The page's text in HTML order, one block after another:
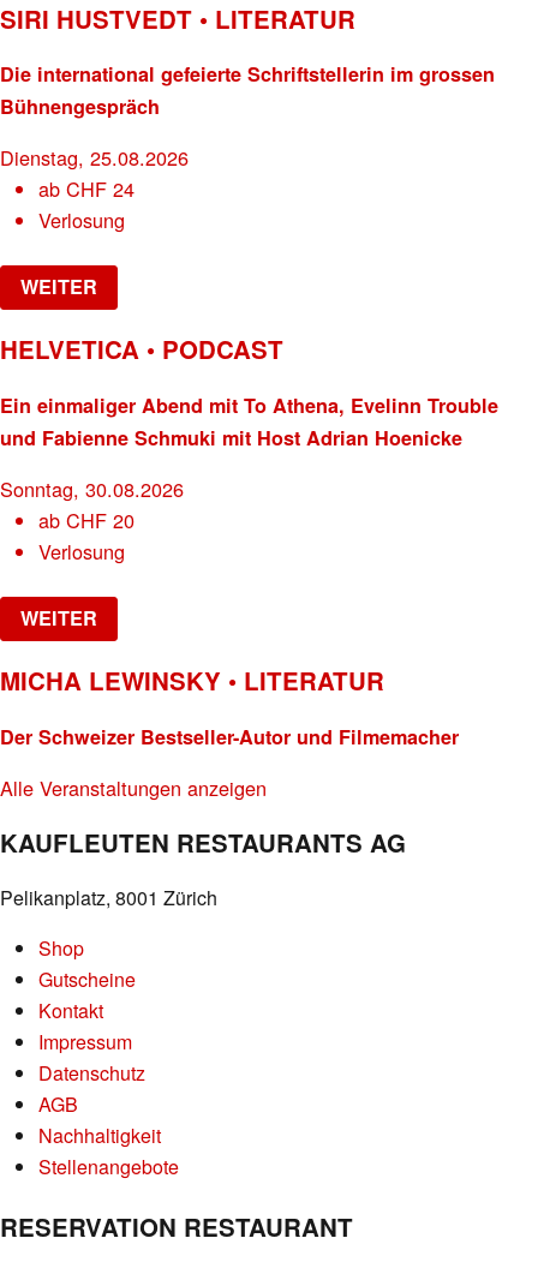
SIRI HUSTVEDT • LITERATUR
Die international gefeierte Schriftstellerin im grossen
Bühnengespräch
Dienstag, 25.08.2026
abCHF 24
Verlosung
WEITER
HELVETICA • PODCAST
Ein einmaliger Abend mit To Athena, Evelinn Trouble
und Fabienne Schmuki mit Host Adrian Hoenicke
Sonntag, 30.08.2026
abCHF 20
Verlosung
WEITER
MICHA LEWINSKY • LITERATUR
Der Schweizer Bestseller-Autor und Filmemacher
Alle Veranstaltungen anzeigen
KAUFLEUTEN RESTAURANTS AG
Pelikanplatz, 8001 Zürich
Shop
Gutscheine
Kontakt
Impressum
Datenschutz
AGB
Nachhaltigkeit
Stellenangebote
RESERVATION RESTAURANT